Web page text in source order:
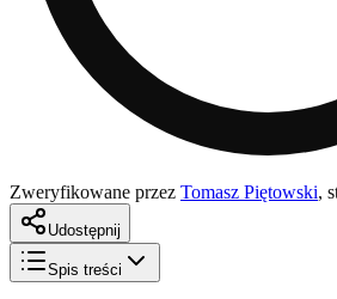
Zweryfikowane przez Tomasz Piętowski,
Udostępnij
Spis treści